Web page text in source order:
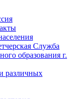
Служба
образования г.
различных